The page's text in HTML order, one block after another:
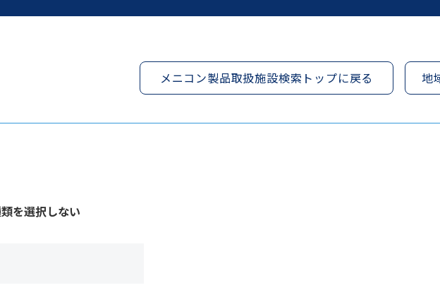
メニコン製品取扱施設検索トップに戻る 地
を選択しない